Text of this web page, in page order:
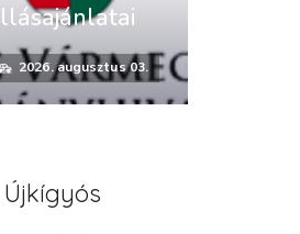
2026. augusztus 03.
Újkígyós